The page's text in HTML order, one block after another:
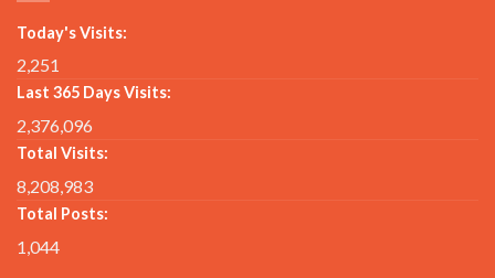
Today's Visits:
2,251
Last 365 Days Visits:
2,376,096
Total Visits:
8,208,983
Total Posts:
1,044